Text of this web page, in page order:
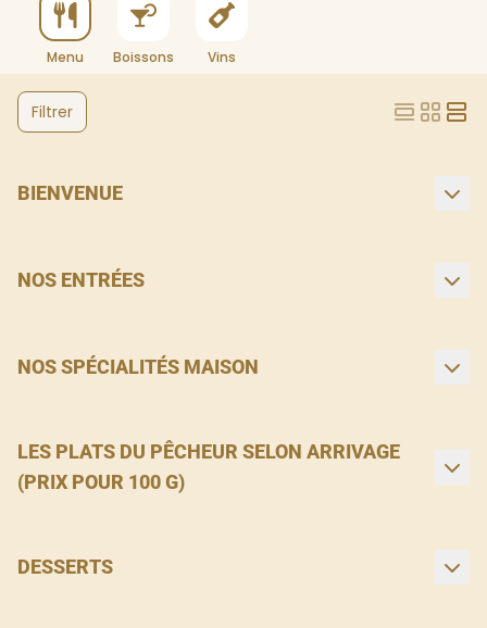
Menu Boissons Vins
Filtrer
BIENVENUE
NOS ENTRÉES
NOS SPÉCIALITÉS MAISON
LES PLATS DU PÊCHEUR SELON ARRIVAGE
(PRIX POUR 100 G)
DESSERTS